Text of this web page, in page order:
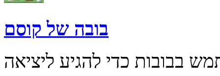
בובה של קוסם